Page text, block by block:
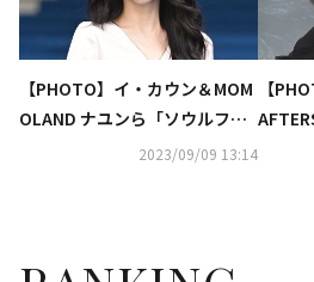
【PHOTO】イ・カウン＆MOM
OLAND ナユンら「ソウルファ
ッションウィーク」に出席
2023/09/09 13:14
【
ュヨ